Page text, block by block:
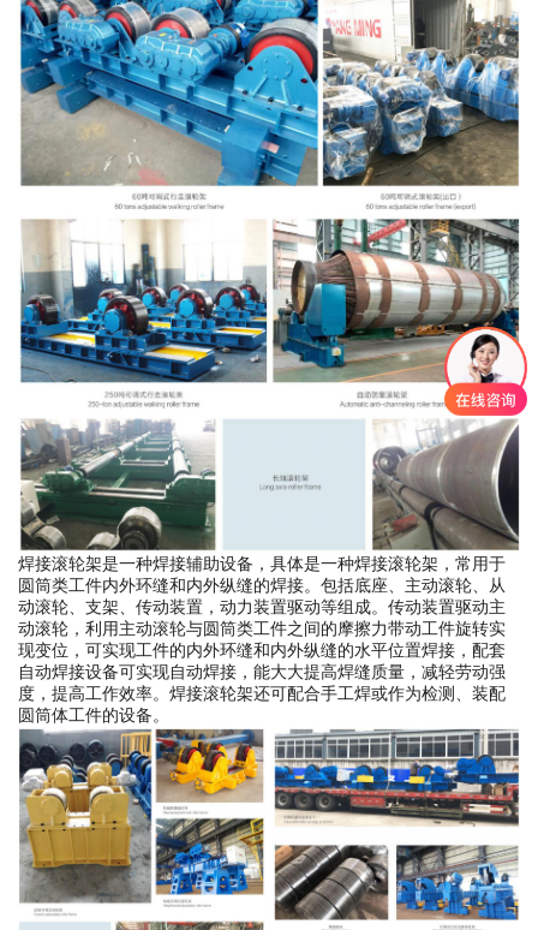
焊接滚轮架是一种焊接辅助设备，具体是一种焊接滚轮架，常用于
圆筒类工件内外环缝和内外纵缝的焊接。包括底座、主动滚轮、从
动滚轮、支架、传动装置，动力装置驱动等组成。传动装置驱动主
动滚轮，利用主动滚轮与圆筒类工件之间的摩擦力带动工件旋转实
现变位，可实现工件的内外环缝和内外纵缝的水平位置焊接，配套
自动焊接设备可实现自动焊接，能大大提高焊缝质量，减轻劳动强
度，提高工作效率。焊接滚轮架还可配合手工焊或作为检测、装配
圆筒体工件的设备。